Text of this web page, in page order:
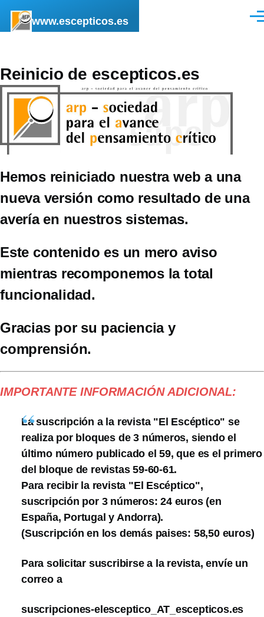
www.escepticos.es
Reinicio de escepticos.es
Hemos reiniciado nuestra web a una
nueva versión como resultado de una
avería en nuestros sistemas.
Este contenido es un mero aviso
mientras recomponemos la total
funcionalidad.
Gracias por su paciencia y
comprensión.
IMPORTANTE INFORMACIÓN ADICIONAL:
La suscripción a la revista "El Escéptico" se
realiza por bloques de 3 números, siendo el
último número publicado el 59, que es el primero
del bloque de revistas 59-60-61.
Para recibir la revista "El Escéptico",
suscripción por 3 números: 24 euros (en
España, Portugal y Andorra).
(Suscripción en los demás paises: 58,50 euros)
Para solicitar suscribirse a la revista, envíe un
correo a
suscripciones-elesceptico_AT_escepticos.es